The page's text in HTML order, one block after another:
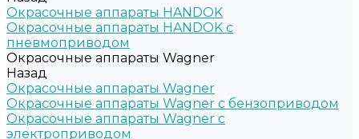
Окрасочные аппараты HANDOK
Окрасочные аппараты HANDOK c
пневмоприводом
Окрасочные аппараты Wagner
Назад
Окрасочные аппараты Wagner
Окрасочные аппараты Wagner с бензоприводом
Окрасочные аппараты Wagner с
электроприводом